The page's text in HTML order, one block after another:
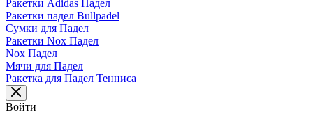
Ракетки Adidas Падел
Ракетки падел Bullpadel
Сумки для Падел
Ракетки Nox Падел
Nox Падел
Мячи для Падел
Ракетка для Падел Тенниса
Войти